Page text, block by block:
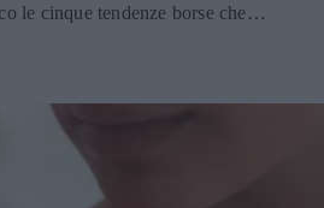
le cinque tendenze borse che